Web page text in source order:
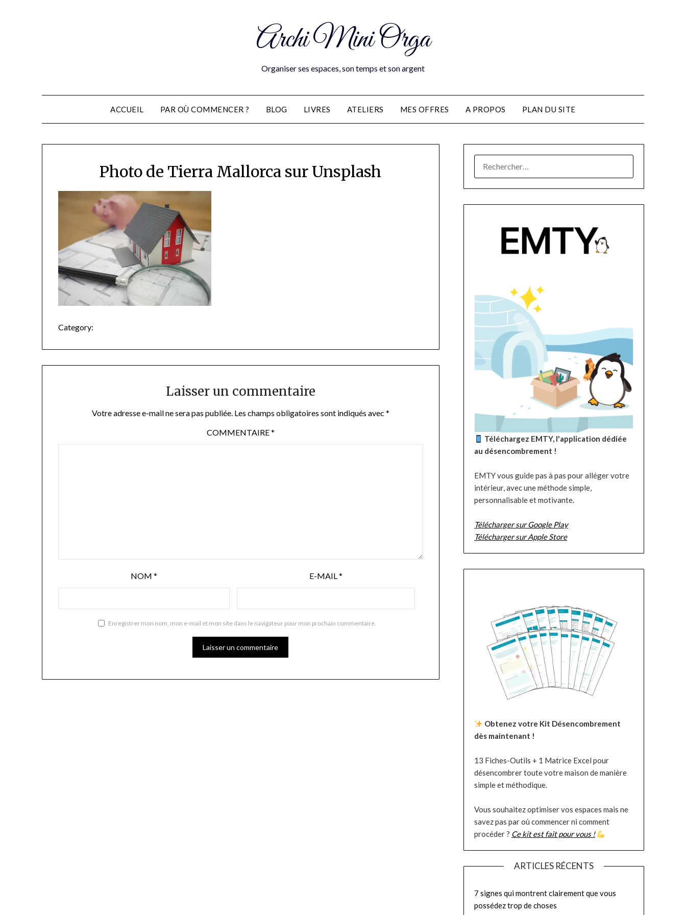
Archi Mini Orga
Organiser ses espaces, son temps et son argent
ACCUEIL PAR OÙ COMMENCER ? BLOG LIVRES ATELIERS MES OFFRES A PROPOS PLAN DU SITE
Photo de Tierra Mallorca sur Unsplash
Category:
Laisser un commentaire
Votre adresse e-mail ne sera pas publiée. Les champs obligatoires sont indiqués avec *
COMMENTAIRE*
NOM* E-MAIL*
Enregistrer mon nom, mon e-mail et mon site dans le navigateur pour mon prochain commentaire.
Téléchargez EMTY, l'application dédiée
au désencombrement !
EMTY vous guide pas à pas pour alléger votre
intérieur, avec une méthode simple,
personnalisable et motivante.
Télécharger sur Google Play
Télécharger sur Apple Store
Obtenez votre Kit Désencombrement
dès maintenant !
13 Fiches-Outils + 1 Matrice Excel pour
désencombrer toute votre maison de manière
simple et méthodique.
Vous souhaitez optimiser vos espaces mais ne
savez pas par où commencer ni comment
procéder ? Ce kit est fait pour vous !
ARTICLES RÉCENTS
7 signes qui montrent clairement que vous
possédez trop de choses